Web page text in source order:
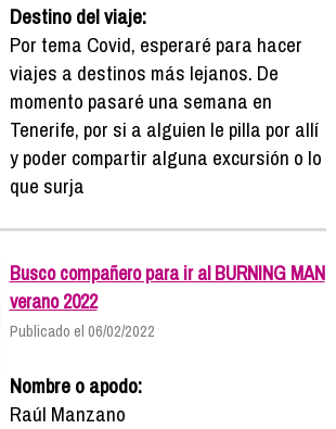
Destino del viaje:
Por tema Covid, esperaré para hacer
viajes a destinos más lejanos. De
momento pasaré una semana en
Tenerife, por si a alguien le pilla por allí
y poder compartir alguna excursión o lo
que surja
Busco compañero para ir al BURNING MAN
verano 2022
Publicado el 06/02/2022
Nombre o apodo:
Raúl Manzano